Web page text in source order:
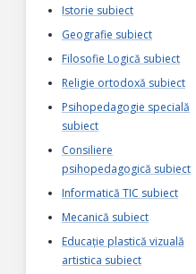
Istorie subiect
Geografie subiect
Filosofie Logică subiect
Religie ortodoxă subiect
Psihopedagogie specială
subiect
Consiliere
psihopedagogică subiect
Informatică TIC subiect
Mecanică subiect
Educație plastică vizuală
artistica subiect